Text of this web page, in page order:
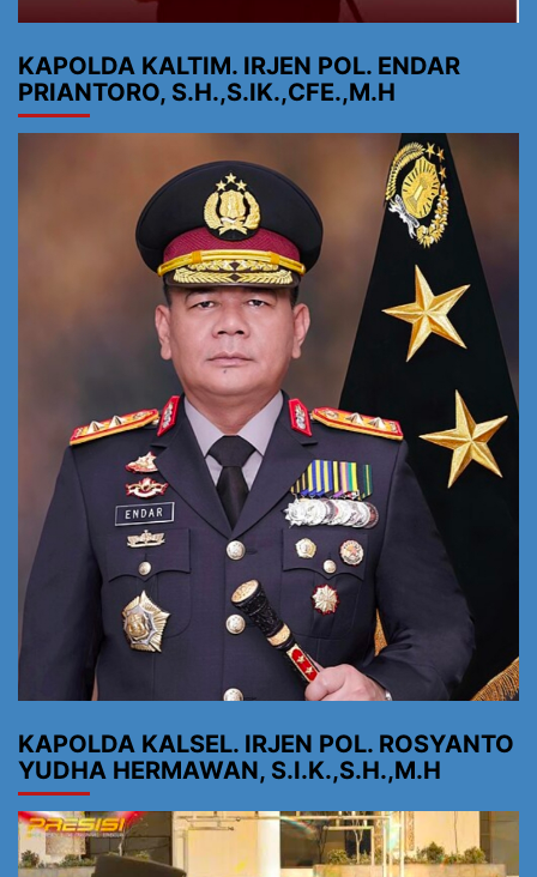
KAPOLDA KALTIM. IRJEN POL. ENDAR
PRIANTORO, S.H.,S.IK.,CFE.,M.H
KAPOLDA KALSEL. IRJEN POL. ROSYANTO
YUDHA HERMAWAN, S.I.K.,S.H.,M.H